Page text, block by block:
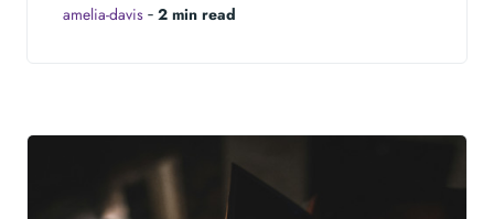
amelia-davis ‐ 2 min read